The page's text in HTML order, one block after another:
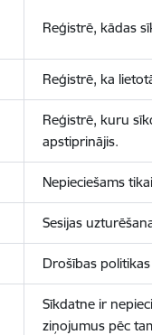
Reģistrē, kādas
Reģistrē, ka
Reģistrē, kuru
apstiprinājis.
Nepieciešams
Sesijas
Drošības politikas
Sīkdatne ir
ziņojumus pēc